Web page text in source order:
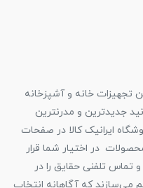
تجهیزات خانه و آشپزخانه
جدیدترین و مدرنترین
ایرانیک کالا در صفحات
در اختیار شما قرار
تماس تلفنی حقایق را در
می‌سازند که آگاهانه انتخاب